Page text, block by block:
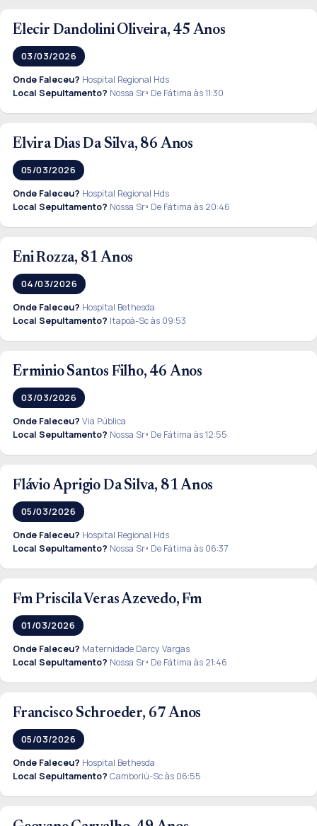
Elecir Dandolini Oliveira, 45 Anos
03/03/2026
Onde Faleceu? Hospital Regional Hds
Local Sepultamento? Nossa Srª De Fátima às 11:30
Elvira Dias Da Silva, 86 Anos
05/03/2026
Onde Faleceu? Hospital Regional Hds
Local Sepultamento? Nossa Srª De Fátima às 20:46
Eni Rozza, 81 Anos
04/03/2026
Onde Faleceu? Hospital Bethesda
Local Sepultamento? Itapoá-Sc às 09:53
Erminio Santos Filho, 46 Anos
03/03/2026
Onde Faleceu? Via Pública
Local Sepultamento? Nossa Srª De Fátima às 12:55
Flávio Aprigio Da Silva, 81 Anos
05/03/2026
Onde Faleceu? Hospital Regional Hds
Local Sepultamento? Nossa Srª De Fátima às 06:37
Fm Priscila Veras Azevedo, Fm
01/03/2026
Onde Faleceu? Maternidade Darcy Vargas
Local Sepultamento? Nossa Srª De Fátima às 21:46
Francisco Schroeder, 67 Anos
05/03/2026
Onde Faleceu? Hospital Bethesda
Local Sepultamento? Camboriú-Sc às 06:55